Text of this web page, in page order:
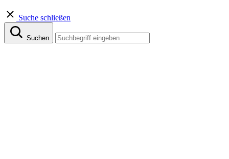
Suche schließen
Suchen